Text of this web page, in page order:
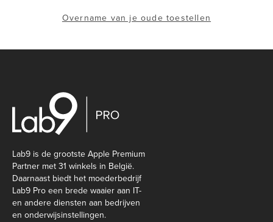
Overname van je oude toestellen
Lab9 is de grootste Apple Premium
Partner met 31 winkels in België.
Daarnaast biedt het moederbedrijf
Lab9 Pro een brede waaier aan IT-
en andere diensten aan bedrijven
en onderwijsinstellingen.